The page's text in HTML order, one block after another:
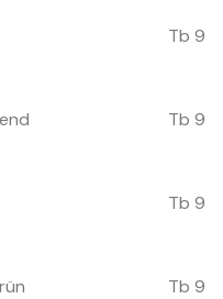
Tb 9
Tb 9
Tb 9
Tb 9